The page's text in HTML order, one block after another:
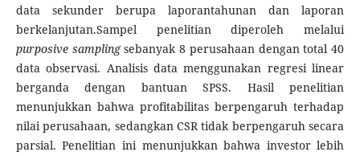
data sekunder berupa laporantahunan dan laporan
berkelanjutan.Sampel penelitian diperoleh melalui
purposive samplingsebanyak 8 perusahaan dengan total 40
data observasi. Analisis data menggunakan regresi linear
berganda dengan bantuan SPSS. Hasil penelitian
menunjukkan bahwa profitabilitas berpengaruh terhadap
nilai perusahaan, sedangkan CSR tidak berpengaruh secara
parsial. Penelitian ini menunjukkan bahwa investor lebih